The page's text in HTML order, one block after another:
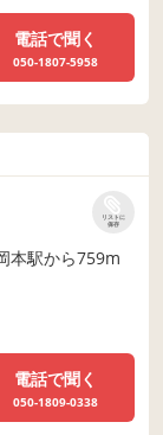
電話で聞く
050-1807-5958
リストに
保存
本駅から759m
電話で聞く
050-1809-0338